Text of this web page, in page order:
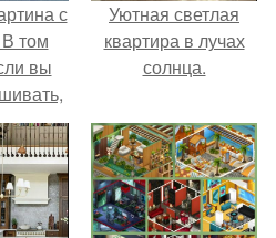
с
том
вы
о
та
Уютная светлая
квартира в лучах
солнца.